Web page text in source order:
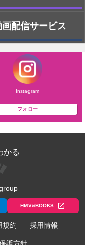
画配信サービス
Instagram
フォロー
かる
HMV&BOOKS
規約 採用情報
護方針